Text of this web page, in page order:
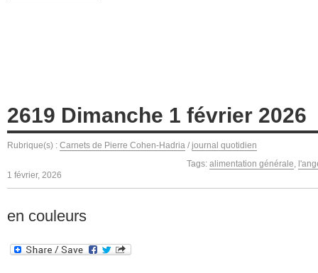
2619 Dimanche 1 février 2026
Rubrique(s) : Carnets de Pierre Cohen-Hadria / journal quotidien
Tags: alimentation générale
1 février, 2026
en couleurs